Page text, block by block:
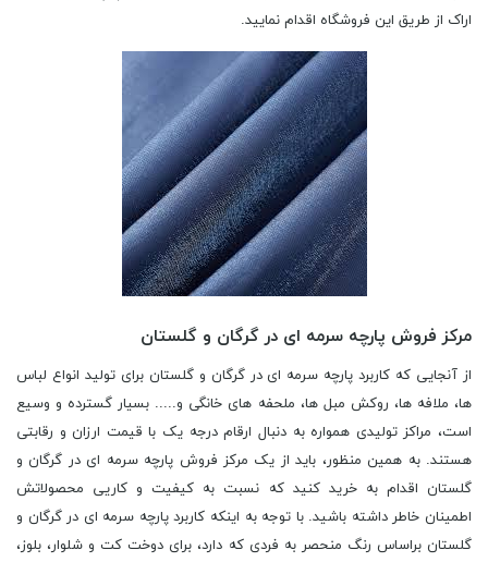
اراک از طریق این فروشگاه اقدام نمایید.
مرکز فروش پارچه سرمه ای در گرگان و گلستان
از آنجایی که کاربرد پارچه سرمه ای در گرگان و گلستان برای تولید انواع لباس
ها، ملافه ها، روکش مبل ها، ملحفه های خانگی و..... بسیار گسترده و وسیع
است، مراکز تولیدی همواره به دنبال ارقام درجه یک با قیمت ارزان و رقابتی
هستند. به همین منظور، باید از یک مرکز فروش پارچه سرمه ای در گرگان و
گلستان اقدام به خرید کنید که نسبت به کیفیت و کاریی محصولاتش
اطمینان خاطر داشته باشید. با توجه به اینکه کاربرد پارچه سرمه ای در گرگان و
گلستان براساس رنگ منحصر به فردی که دارد، برای دوخت کت و شلوار، بلوز،